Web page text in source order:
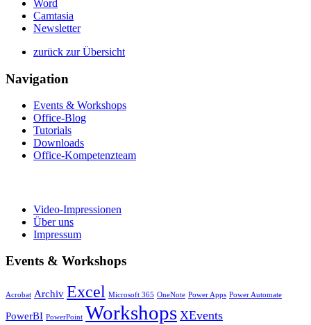
Word
Camtasia
Newsletter
zurück zur Übersicht
Navigation
Events & Workshops
Office-Blog
Tutorials
Downloads
Office-Kompetenzteam
Video-Impressionen
Über uns
Impressum
Events & Workshops
Acrobat Archiv Excel Microsoft 365 OneNote Power Apps Power Automate
PowerBI PowerPoint Workshops XEvents